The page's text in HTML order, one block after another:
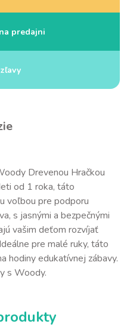
predajni
Drevenou Hračkou
od 1 roka, táto
voľbou pre podporu
s jasnými a bezpečnými
vašim deťom rozvíjať
pre malé ruky, táto
hodiny edukatívnej zábavy.
s Woody.